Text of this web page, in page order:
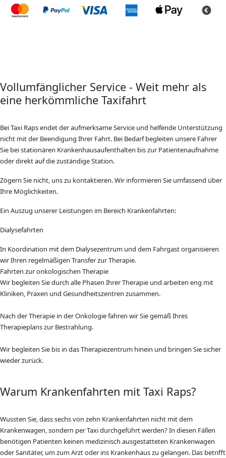
Vollumfänglicher Service - Weit mehr als
eine herkömmliche Taxifahrt
Bei Taxi Raps endet der aufmerksame Service und helfende Unterstützung
nicht mit der Beendigung Ihrer Fahrt. Bei Bedarf begleiten unsere Fahrer
Sie bei stationären Krankenhausaufenthalten bis zur Patientenaufnahme
oder direkt auf die zuständige Station.
Zögern Sie nicht, uns zu kontaktieren. Wir informieren Sie umfassend über
Ihre Möglichkeiten.
Ein Auszug unserer Leistungen im Bereich Krankenfahrten:
Dialysefahrten
In Koordination mit dem Dialysezentrum und dem Fahrgast organisieren
wir Ihren regelmäßigen Transfer zur Therapie.
Fahrten zur onkologischen Therapie
Wir begleiten Sie durch alle Phasen Ihrer Therapie und arbeiten eng mit
Kliniken, Praxen und Gesundheitszentren zusammen.
Nach der Therapie in der Onkologie fahren wir Sie gemäß Ihres
Therapieplans zur Bestrahlung.
Wir begleiten Sie bis in das Therapiezentrum hinein und bringen Sie sicher
wieder zurück.
Warum Krankenfahrten mit Taxi Raps?
Wussten Sie, dass sechs von zehn Krankenfahrten nicht mit dem
Krankenwagen, sondern per Taxi durchgeführt werden? In diesen Fällen
benötigen Patienten keinen medizinisch ausgestatteten Krankenwagen
oder Sanitäter, um zum Arzt oder ins Krankenhaus zu gelangen. Das betrifft